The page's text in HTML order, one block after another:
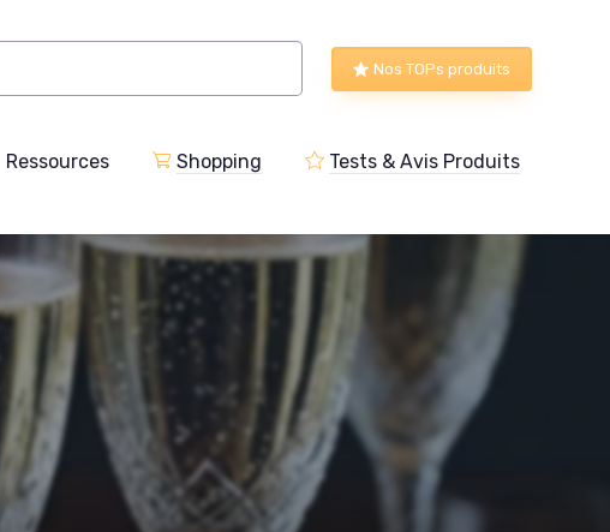
Nos TOPs produits
Ressources Shopping Tests & Avis Produits